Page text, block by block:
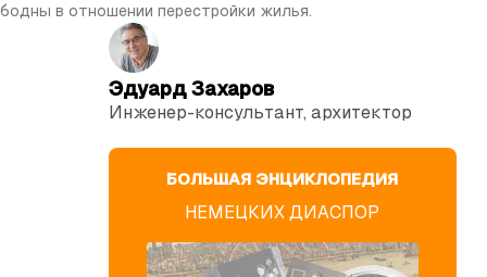
в отношении перестройки жилья.
Эдуард Захаров
Инженер-консультант, архитектор
БОЛЬШАЯ ЭНЦИКЛОПЕДИЯ
НЕМЕЦКИХ ДИАСПОР